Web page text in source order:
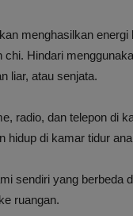
menghasilkan
Hindari
liar, atau senjata.
radio, dan telepon di
hidup di kamar tidur
sendiri yang berbeda
ruangan.